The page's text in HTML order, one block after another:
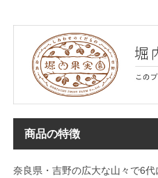
商品の特徴
奈良県・吉野の広大な山々で6